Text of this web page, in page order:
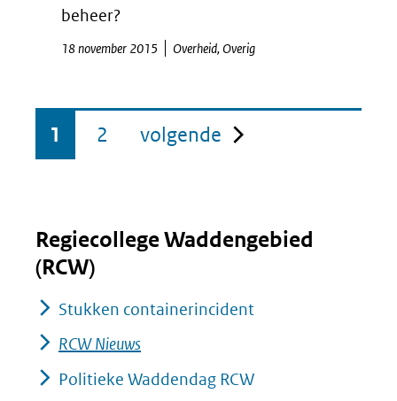
beheer?
18 november 2015 Overheid, Overig
1 2 volgende pagina
Regiecollege Waddengebied
(RCW)
Stukken containerincident
RCW Nieuws
Politieke Waddendag RCW